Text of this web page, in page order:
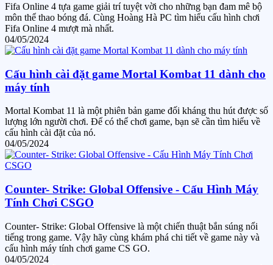
Fifa Online 4 tựa game giải trí tuyệt vời cho những bạn đam mê bộ
môn thể thao bóng đá. Cùng Hoàng Hà PC tìm hiểu cấu hình chơi
Fifa Online 4 mượt mà nhất.
04/05/2024
Cấu hình cài đặt game Mortal Kombat 11 dành cho
máy tính
Mortal Kombat 11 là một phiên bản game đối kháng thu hút được số
lượng lớn người chơi. Để có thể chơi game, bạn sẽ cần tìm hiểu về
cấu hình cài đặt của nó.
04/05/2024
Counter- Strike: Global Offensive - Cấu Hình Máy
Tính Chơi CSGO
Counter- Strike: Global Offensive là một chiến thuật bắn súng nổi
tiếng trong game. Vậy hãy cùng khám phá chi tiết về game này và
cấu hình máy tính chơi game CS GO.
04/05/2024